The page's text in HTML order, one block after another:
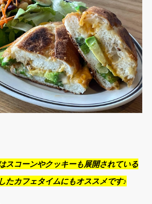
スコーンやクッキーも展開されている
たカフェタイムにもオススメです♪